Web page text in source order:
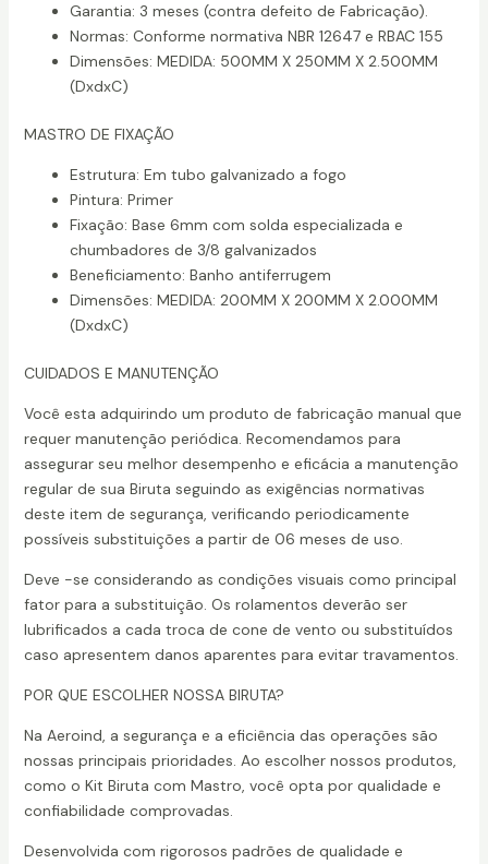
Garantia: 3 meses (contra defeito de Fabricação).
Normas: Conforme normativa NBR 12647 e RBAC 155
Dimensões: MEDIDA: 500MM X 250MM X 2.500MM
(DxdxC)
MASTRO DE FIXAÇÃO
Estrutura: Em tubo galvanizado a fogo
Pintura: Primer
Fixação: Base 6mm com solda especializada e
chumbadores de 3/8 galvanizados
Beneficiamento: Banho antiferrugem
Dimensões: MEDIDA: 200MM X 200MM X 2.000MM
(DxdxC)
CUIDADOS E MANUTENÇÃO
Você esta adquirindo um produto de fabricação manual que
requer manutenção periódica. Recomendamos para
assegurar seu melhor desempenho e eficácia a manutenção
regular de sua Biruta seguindo as exigências normativas
deste item de segurança, verificando periodicamente
possíveis substituições a partir de 06 meses de uso.
Deve -se considerando as condições visuais como principal
fator para a substituição. Os rolamentos deverão ser
lubrificados a cada troca de cone de vento ou substituídos
caso apresentem danos aparentes para evitar travamentos.
POR QUE ESCOLHER NOSSA BIRUTA?
Na Aeroind, a segurança e a eficiência das operações são
nossas principais prioridades. Ao escolher nossos produtos,
como o Kit Biruta com Mastro, você opta por qualidade e
confiabilidade comprovadas.
Desenvolvida com rigorosos padrões de qualidade e